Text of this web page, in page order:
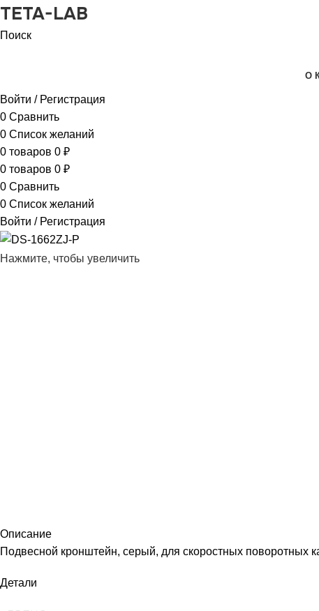
TETA-LAB
Поиск
О
Войти / Регистрация
0 Сравнить
0 Список желаний
0 товаров 0 ₽
0 товаров 0 ₽
0 Сравнить
0 Список желаний
Войти / Регистрация
Нажмите, чтобы увеличить
Описание
Подвесной кронштейн, серый, для скоростных
Детали